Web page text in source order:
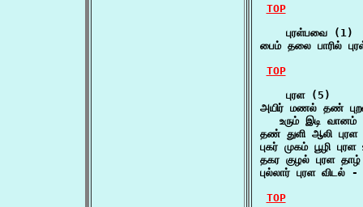
TOP
    புரள்பவை (1)
பைம் தலை பாரில்
TOP
    புரள (5)
அயிர் மணல் தண்
உரும் இடி வானம்
தண் துளி ஆலி
புகர் முகம் பூழி
தகர குழல் புரள
புல்லார் புரள விடல்
TOP